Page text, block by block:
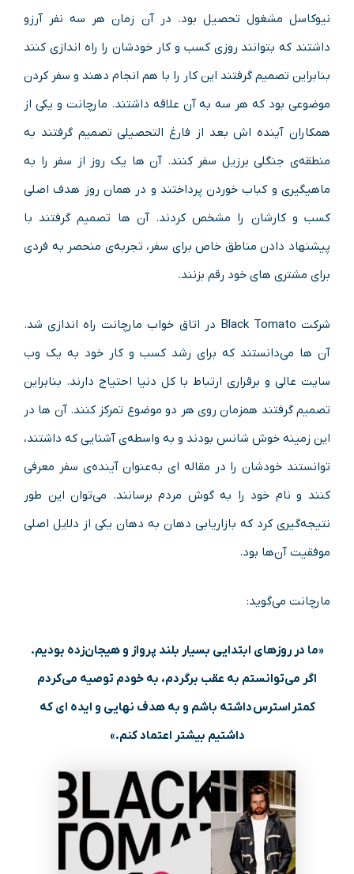
نیوکاسل مشغول تحصیل بود. در آن زمان هر سه نفر آرزو
داشتند که بتوانند روزی کسب‌ و کار خودشان را راه‌ اندازی کنند
بنابراین تصمیم گرفتند این کار را با هم انجام دهند و سفر کردن
موضوعی بود که هر سه به آن علاقه داشتند. مارچانت و یکی از
همکاران آینده‌ اش بعد از فارغ‌ التحصیلی تصمیم گرفتند به
منطقه‌ی جنگلی برزیل سفر کنند. آن‌ ها یک روز از سفر را به
ماهیگیری و کباب خوردن پرداختند و در همان روز هدف اصلی
کسب‌ و کارشان را مشخص کردند. آن‌ ها تصمیم گرفتند با
پیشنهاد دادن مناطق خاص برای سفر، تجربه‌ی منحصر به‌ فردی
برای مشتری‌ های خود رقم بزنند.
شرکت Black Tomato در اتاق خواب مارچانت راه‌ اندازی شد.
آن‌ ها می‌دانستند که برای رشد کسب‌ و کار خود به یک وب‌
سایت عالی و برقراری ارتباط با کل دنیا احتیاج دارند. بنابراین
تصمیم گرفتند همزمان روی هر دو موضوع تمرکز کنند. آن‌ ها در
این زمینه خوش‌ شانس بودند و به واسطه‌ی آشنایی که داشتند،
توانستند خودشان را در مقاله‌ ای به‌عنوان آینده‌ی سفر معرفی
کنند و نام خود را به گوش مردم برسانند. می‌توان این‌ طور
نتیجه‌‌گیری کرد که بازاریابی دهان به دهان یکی از دلایل اصلی
موفقیت آن‌ها بود.
مارچانت می‌گوید:
«ما در روزهای ابتدایی بسیار بلند پرواز و هیجان‌زده بودیم.
اگر می‌توانستم به عقب برگردم، به خودم توصیه می‌کردم
کمتر استرس داشته باشم و به هدف نهایی و ایده‌ ای که
داشتیم بیشتر اعتماد کنم.»